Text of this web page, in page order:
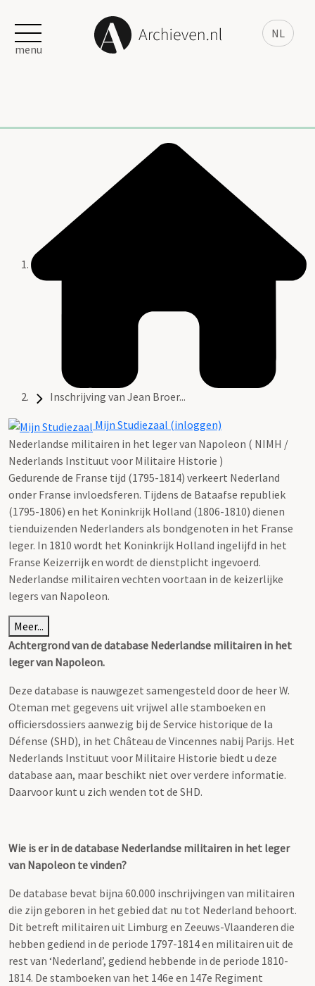
NL
menu
Inschrijving van Jean Broer...
Mijn Studiezaal (inloggen)
Nederlandse militairen in het leger van Napoleon ( NIMH /
Nederlands Instituut voor Militaire Historie )
Gedurende de Franse tijd (1795-1814) verkeert Nederland
onder Franse invloedsferen. Tijdens de Bataafse republiek
(1795-1806) en het Koninkrijk Holland (1806-1810) dienen
tienduizenden Nederlanders als bondgenoten in het Franse
leger. In 1810 wordt het Koninkrijk Holland ingelijfd in het
Franse Keizerrijk en wordt de dienstplicht ingevoerd.
Nederlandse militairen vechten voortaan in de keizerlijke
legers van Napoleon.
Meer...
Achtergrond van de database Nederlandse militairen in het
leger van Napoleon.
Deze database is nauwgezet samengesteld door de heer W.
Oteman met gegevens uit vrijwel alle stamboeken en
officiersdossiers aanwezig bij de Service historique de la
Défense (SHD), in het Château de Vincennes nabij Parijs. Het
Nederlands Instituut voor Militaire Historie biedt u deze
database aan, maar beschikt niet over verdere informatie.
Daarvoor kunt u zich wenden tot de SHD.
Wie is er in de database Nederlandse militairen in het leger
van Napoleon te vinden?
De database bevat bijna 60.000 inschrijvingen van militairen
die zijn geboren in het gebied dat nu tot Nederland behoort.
Dit betreft militairen uit Limburg en Zeeuws-Vlaanderen die
hebben gediend in de periode 1797-1814 en militairen uit de
rest van ‘Nederland’, gediend hebbende in de periode 1810-
1814. De stamboeken van het 146e en 147e Regiment